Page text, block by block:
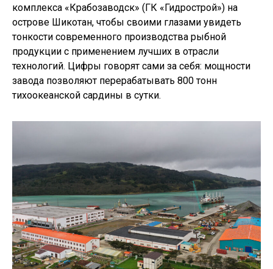
комплекса «Крабозаводск» (ГК «Гидрострой») на
острове Шикотан, чтобы своими глазами увидеть
тонкости современного производства рыбной
продукции с применением лучших в отрасли
технологий. Цифры говорят сами за себя: мощности
завода позволяют перерабатывать 800 тонн
тихоокеанской сардины в сутки.